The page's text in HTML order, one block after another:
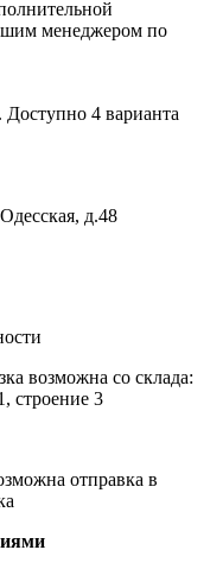
менеджером по
Доступно 4 варианта
д.48
возможна со склада:
строение 3
отправка в